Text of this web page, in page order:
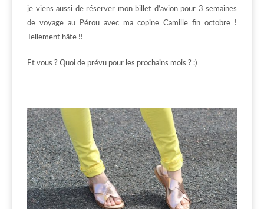
je viens aussi de réserver mon billet d’avion pour 3 semaines
de voyage au Pérou avec ma copine Camille fin octobre !
Tellement hâte !!
Et vous ? Quoi de prévu pour les prochains mois ? :)